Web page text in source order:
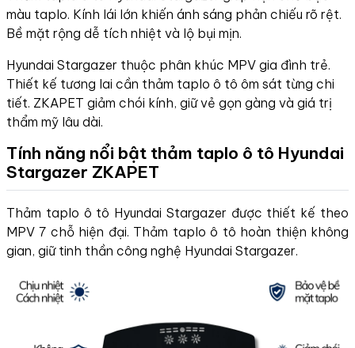
màu taplo. Kính lái lớn khiến ánh sáng phản chiếu rõ rệt.
Bề mặt rộng dễ tích nhiệt và lộ bụi mịn.
Hyundai Stargazer thuộc phân khúc MPV gia đình trẻ.
Thiết kế tương lai cần thảm taplo ô tô ôm sát từng chi
tiết. ZKAPET giảm chói kính, giữ vẻ gọn gàng và giá trị
thẩm mỹ lâu dài.
Tính năng nổi bật thảm taplo ô tô Hyundai
Stargazer ZKAPET
Thảm taplo ô tô Hyundai Stargazer được thiết kế theo
MPV 7 chỗ hiện đại. Thảm taplo ô tô hoàn thiện không
gian, giữ tinh thần công nghệ Hyundai Stargazer.